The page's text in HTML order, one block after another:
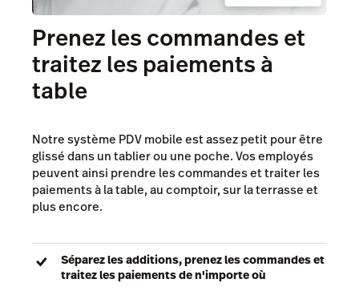
Prenez les commandes et
traitez les paiements à
table
Notre système PDV mobile est assez petit pour être
glissé dans un tablier ou une poche. Vos employés
peuvent ainsi prendre les commandes et traiter les
paiements à la table, au comptoir, sur la terrasse et
plus encore.
Séparez les additions, prenez les commandes et
traitez les paiements de n'importe où